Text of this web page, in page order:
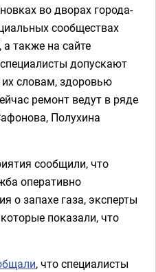
во дворах города-
сообществах
также на сайте
допускают
их словам, здоровью
ремонт ведут в ряде
Полухина
сообщили, что
оперативно
о запахе газа, эксперты
показали, что
, что специалисты